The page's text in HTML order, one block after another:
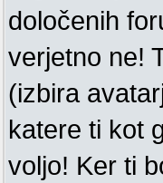
določenih
verjetno ne!
(izbira
katere ti kot
voljo! Ker ti